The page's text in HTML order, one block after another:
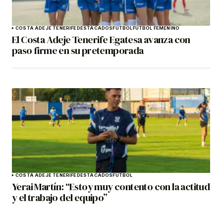
COSTA ADEJE TENERIFEDESTACADOSFÚTBOLFÚTBOL FEMENINO
El Costa Adeje Tenerife Egatesa avanza con
paso firme en su pretemporada
COSTA ADEJE TENERIFEDESTACADOSFÚTBOL
Yerai Martín: “Estoy muy contento con la actitud
y el trabajo del equipo”